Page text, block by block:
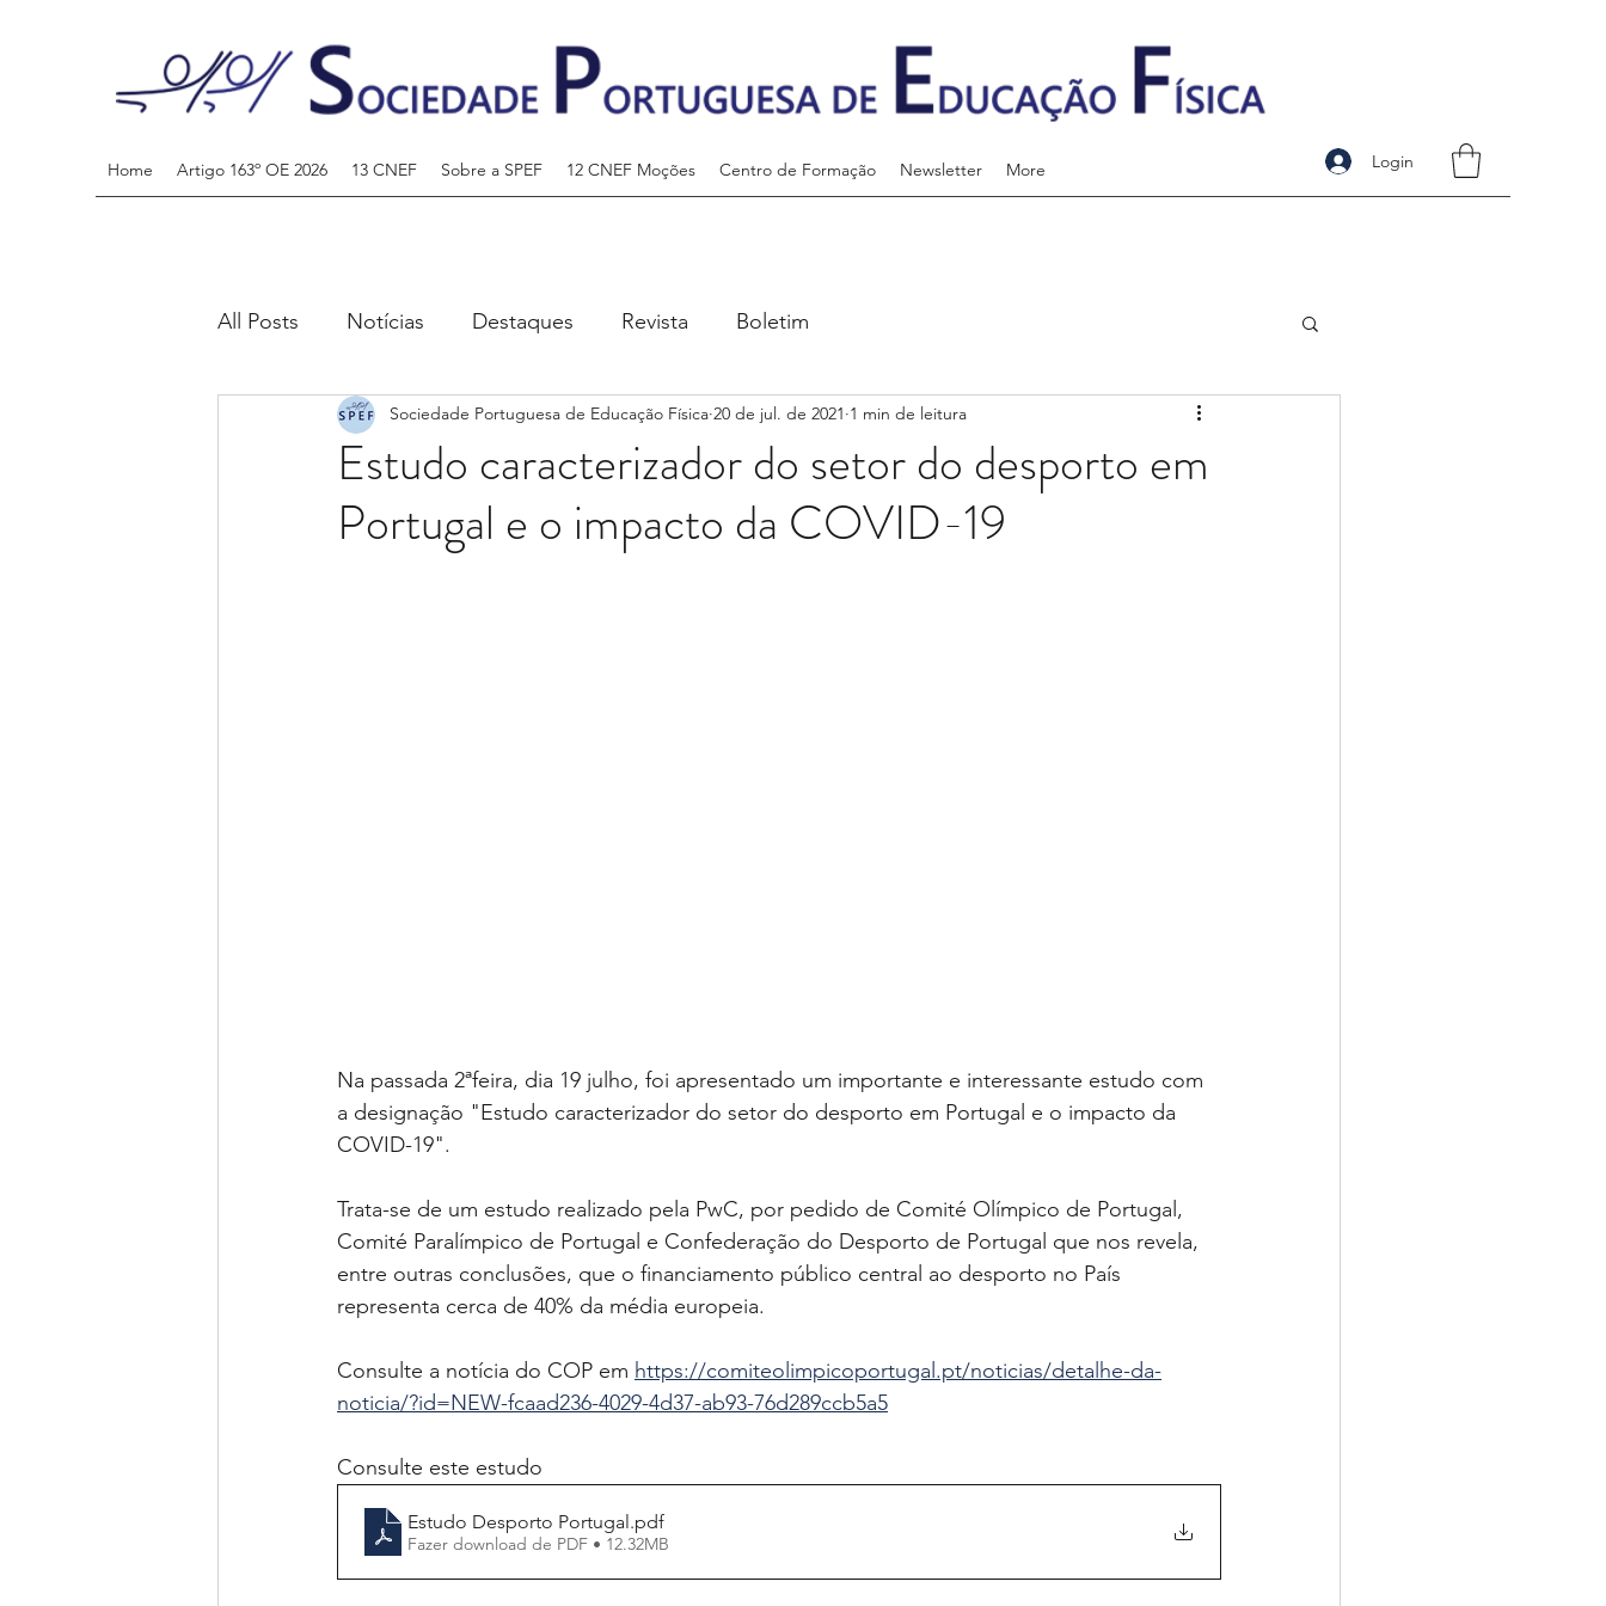
Home Artigo 163º OE 2026 13 CNEF Sobre a SPEF 12 CNEF Moções Centro de Formação Newsletter More Login
All Posts Notícias Destaques Revista Boletim
Estudo caracterizador do setor do desporto em
Portugal e o impacto da COVID-19
Sociedade Portuguesa de Educação Física 20 de jul. de 2021 1 min de leitura
Na passada 2ªfeira, dia 19 julho, foi apresentado um importante e interessante estudo com
a designação "Estudo caracterizador do setor do desporto em Portugal e o impacto da
COVID-19".
Trata-se de um estudo realizado pela PwC, por pedido de Comité Olímpico de Portugal,
Comité Paralímpico de Portugal e Confederação do Desporto de Portugal que nos revela,
entre outras conclusões, que o financiamento público central ao desporto no País
representa cerca de 40% da média europeia.
Consulte a notícia do COP em https://comiteolimpicoportugal.pt/noticias/detalhe-da-
noticia/?id=NEW-fcaad236-4029-4d37-ab93-76d289ccb5a5
Consulte este estudo
Estudo Desporto Portugal.pdf
Fazer download de PDF • 12.32MB